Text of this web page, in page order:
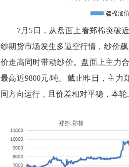
7月5日，从盘面上看郑棉突破近
纱期货市场发生多逼空行情，纱价
价走高同时带动纱价。盘面上主力
最高近9800元/吨。截止昨日，主
同方向运行，且价差相对平稳，本